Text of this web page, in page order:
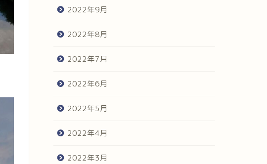
2022年9月
2022年8月
2022年7月
2022年6月
2022年5月
2022年4月
2022年3月